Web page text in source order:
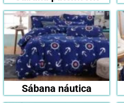
Sábana náutica